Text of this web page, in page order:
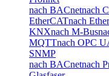
nach BACnetnach
EtherCATnach
KNXnach M-Bus
MQTTnach OPC
SNMP
nach BACnetnach